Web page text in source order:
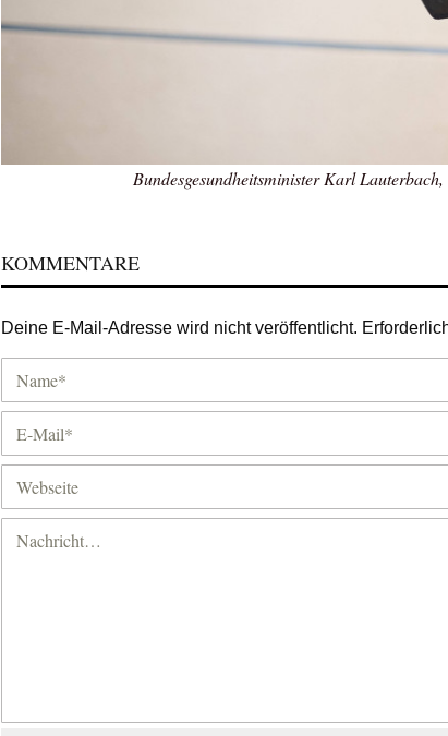
Bundesgesundheitsminister Karl
KOMMENTARE
Deine E-Mail-Adresse wird nicht veröffentlicht.